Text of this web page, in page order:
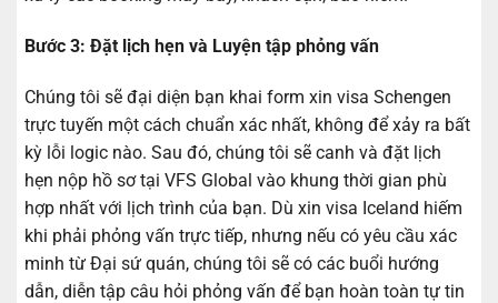
Bước 3: Đặt lịch hẹn và Luyện tập phỏng vấn
Chúng tôi sẽ đại diện bạn khai form xin visa Schengen
trực tuyến một cách chuẩn xác nhất, không để xảy ra bất
kỳ lỗi logic nào. Sau đó, chúng tôi sẽ canh và đặt lịch
hẹn nộp hồ sơ tại VFS Global vào khung thời gian phù
hợp nhất với lịch trình của bạn. Dù xin visa Iceland hiếm
khi phải phỏng vấn trực tiếp, nhưng nếu có yêu cầu xác
minh từ Đại sứ quán, chúng tôi sẽ có các buổi hướng
dẫn, diễn tập câu hỏi phỏng vấn để bạn hoàn toàn tự tin